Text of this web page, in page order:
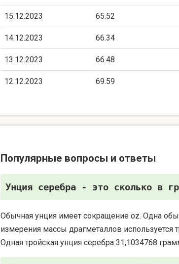
15.12.2023 65.52
14.12.2023 66.34
13.12.2023 66.48
12.12.2023 69.59
Популярные вопросы и ответы
Унция серебра - это сколько в
Обычная унция имеет сокращение oz. Одна
измерения массы драгметаллов используется
Одная тройская унция серебра 31,1034768